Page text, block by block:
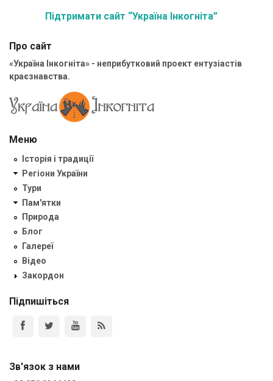
Підтримати сайт “Україна Інкогніта”
Про сайт
«Україна Інкогніта» - неприбутковий проект ентузіастів
краєзнавства.
Меню
Історія і традиції
Регіони України
Тури
Пам'ятки
Природа
Блог
Галереї
Відео
Закордон
Підпишіться
Зв'язок з нами